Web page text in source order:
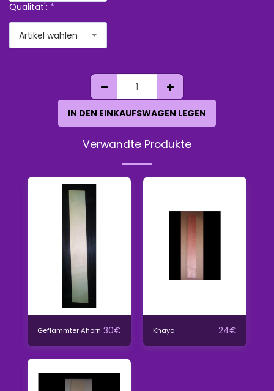
Qualität': *
Artikel wählen
IN DEN EINKAUFSWAGEN LEGEN
Verwandte Produkte
Geflammter Ahorn 30€ Khaya 24€